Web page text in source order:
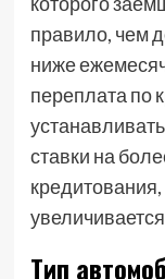
правило, чем
ниже
переплата по
ставки на
кредитования,
Тип